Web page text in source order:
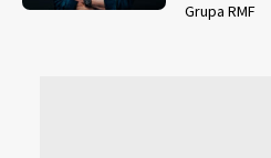
Grupa RMF